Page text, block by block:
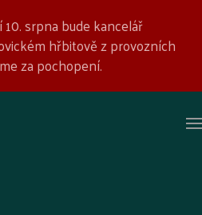
10. srpna bude kancelář
hřbitově z provozních
za pochopení.